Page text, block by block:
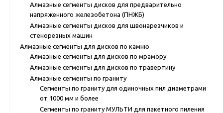
Алмазные сегменты дисков для предварительно
напряженного железобетона (ПНЖБ)
Алмазные сегменты дисков для швонарезчиков и
стенорезных машин
Алмазные сегменты для дисков по камню
Алмазные сегменты для дисков по мрамору
Алмазные сегменты для дисков по травертину
Алмазные сегменты по граниту
Сегменты по граниту для одиночных пил диаметрами
от 1000 мм и более
Сегменты по граниту МУЛЬТИ для пакетного пиления